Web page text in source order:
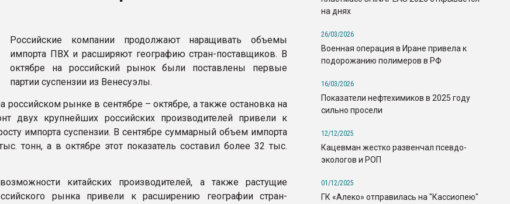
Российские компании продолжают наращивать объемы
импорта ПВХ и расширяют географию стран-поставщиков. В
октябре на российский рынок были поставлены первые
партии суспензии из Венесуэлы.
рынке в сентябре – октябре, а также остановка на
двух крупнейших российских производителей привели к
импорта суспензии. В сентябре суммарный объем импорта
тонн, а в октябре этот показатель составил более 32 тыс.
китайских производителей, а также растущие
рынка привели к расширению географии стран-
на днях
26/03/2026
Военная операция в Иране привела к
подорожанию полимеров в РФ
16/03/2026
Показатели нефтехимиков в 2025 году
сильно просели
12/12/2025
Кацевман жестко развенчал псевдо-
экологов и РОП
01/12/2025
ГК «Алеко» отправилась на "Кассиопею"